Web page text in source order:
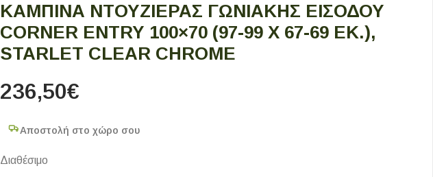
ΚΑΜΠΊΝΑ ΝΤΟΥΖΙΈΡΑΣ ΓΩΝΙΑΚΉΣ ΕΙΣΌΔΟΥ
CORNER ENTRY 100×70 (97-99 X 67-69 ΕΚ.),
STARLET CLEAR CHROME
236,50€
Αποστολή στο χώρο σου
Διαθέσιμο